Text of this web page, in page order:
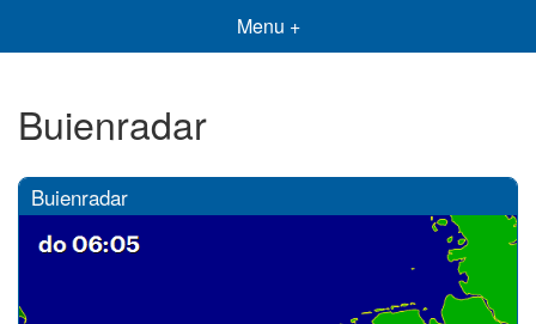
Menu +
Buienradar
Buienradar